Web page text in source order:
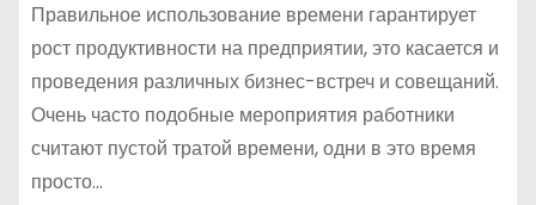
Правильное использование времени гарантирует
рост продуктивности на предприятии, это касается и
проведения различных бизнес-встреч и совещаний.
Очень часто подобные мероприятия работники
считают пустой тратой времени, одни в это время
просто…